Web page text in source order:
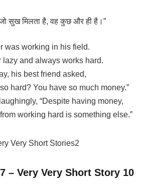
सुख मिलता है, वह कुछ और ही है।”
was working in his field.
lazy and always works hard.
his best friend asked,
hard? You have so much money.”
“Despite having money,
working hard is something else.”
– Very Very Short Story 10